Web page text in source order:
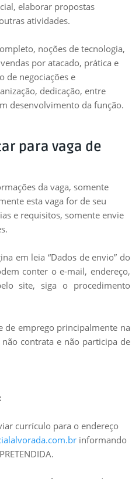
elaborar propostas
atividades.
noções de tecnologia,
por atacado, prática e
de negociações e
dedicação, entre
desenvolvimento da função.
para vaga de
da vaga, somente
esta vaga for de seu
e requisitos, somente envie
em leia “Dados de envio” do
conter o e-mail, endereço,
site, siga o procedimento
de emprego principalmente na
contrata e não participa de
currículo para o endereço
informando